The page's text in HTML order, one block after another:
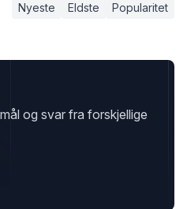
Nyeste Eldste Popularitet
og svar fra forskjellige